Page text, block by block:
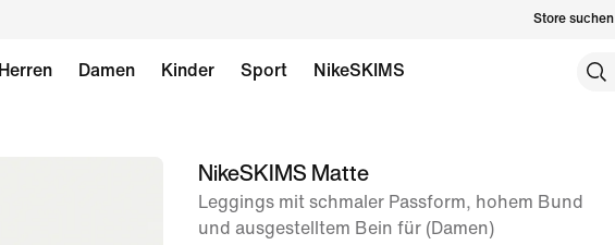
Store suchen
Herren Damen Kinder Sport NikeSKIMS
Bild 1NikeSKIMS Matte
Leggings mit schmaler Passform, hohem Bund
und ausgestelltem Bein für (Damen)